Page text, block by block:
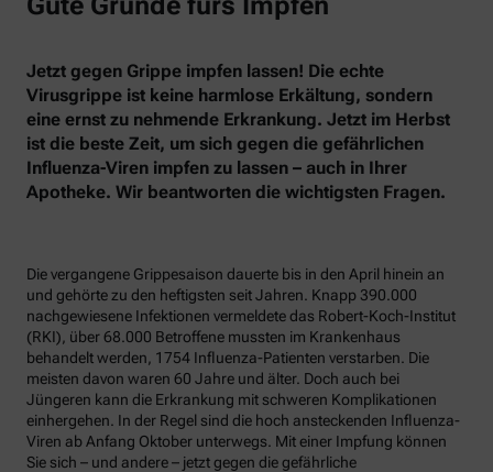
Jetzt gegen Grippe impfen lassen! Die echte
Virusgrippe ist keine harmlose Erkältung, sondern
eine ernst zu nehmende Erkrankung. Jetzt im Herbst
ist die beste Zeit, um sich gegen die gefährlichen
Influenza-Viren impfen zu lassen – auch in Ihrer
Apotheke. Wir beantworten die wichtigsten Fragen.
Die vergangene Grippesaison dauerte bis in den April hinein an
und gehörte zu den heftigsten seit Jahren. Knapp 390.000
nachgewiesene Infektionen vermeldete das Robert-Koch-Institut
(RKI), über 68.000 Betroffene mussten im Krankenhaus
behandelt werden, 1754 Influenza-Patienten verstarben. Die
meisten davon waren 60 Jahre und älter. Doch auch bei
Jüngeren kann die Erkrankung mit schweren Komplikationen
einhergehen. In der Regel sind die hoch ansteckenden Influenza-
Viren ab Anfang Oktober unterwegs. Mit einer Impfung können
Sie sich – und andere – jetzt gegen die gefährliche